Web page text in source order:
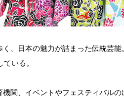
、日本の魅力が詰まった伝統芸
いる。
関、イベントやフェスティバル